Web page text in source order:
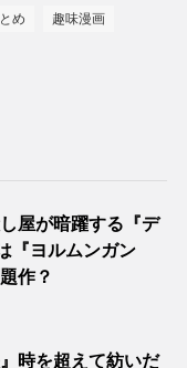
め 趣味漫画
屋が暗躍する『デ
『ヨルムンガン
作？
』時を超えて紡いだ